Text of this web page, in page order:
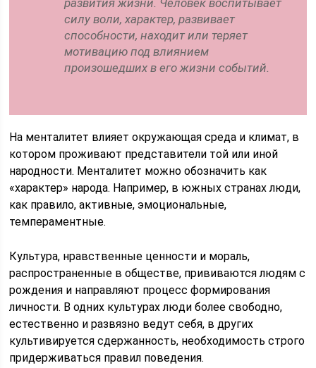
силу воли, характер, развивает
способности, находит или теряет
мотивацию под влиянием
произошедших в его жизни событий.
На менталитет влияет окружающая среда и климат, в
котором проживают представители той или иной
народности. Менталитет можно обозначить как
«характер» народа. Например, в южных странах люди,
как правило, активные, эмоциональные,
темпераментные.
Культура, нравственные ценности и мораль,
распространенные в обществе, прививаются людям с
рождения и направляют процесс формирования
личности. В одних культурах люди более свободно,
естественно и развязно ведут себя, в других
культивируется сдержанность, необходимость строго
придерживаться правил поведения.